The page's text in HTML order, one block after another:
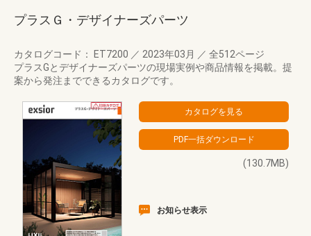
プラスＧ・デザイナーズパーツ
カタログコード： ET7200 ／ 2023年03月 ／ 全512ページ
プラスGとデザイナーズパーツの現場実例や商品情報を掲載。提
案から発注までできるカタログです。
(130.7MB)
お知らせ表示